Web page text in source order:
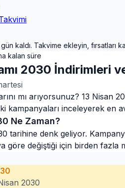
kaldı. Takvime ekleyin, fırsatları
kalan süre
2030 İndirimleri
mı arıyorsunuz? 13
kampanyaları inceleyerek en
Ne Zaman?
tarihine denk geliyor.
göre değiştiği için birden fazla
2030